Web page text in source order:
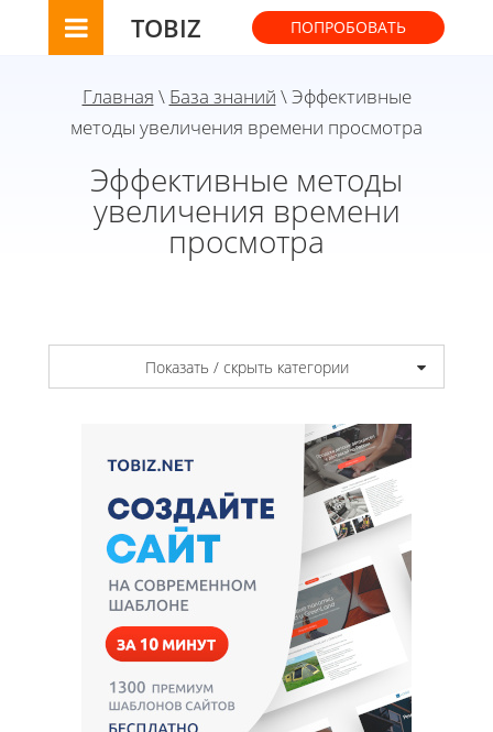
TOBIZ ПОПРОБОВАТЬ
Главная \ База знаний \ Эффективные
методы увеличения времени просмотра
Эффективные методы
увеличения времени
просмотра
Показать / скрыть категории